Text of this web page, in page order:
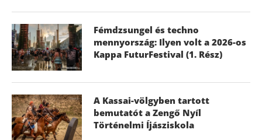
Fémdzsungel és techno
mennyország: Ilyen volt a 2026-os
Kappa FuturFestival (1. Rész)
A Kassai-völgyben tartott
bemutatót a Zengő Nyíl
Történelmi Íjásziskola